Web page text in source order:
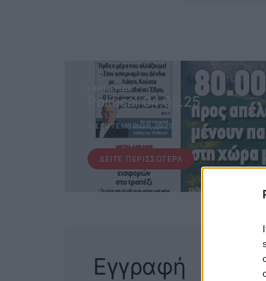
ΕΦΗΜΕΡΊΔΑ
Political 04.09.25
4 ΣΕΠΤΕΜΒΡΊΟΥ, 2025
ΔΕΊΤΕ ΠΕΡΙΣΣΌΤΕΡΑ
Εγγραφή